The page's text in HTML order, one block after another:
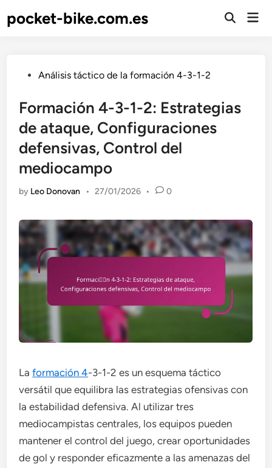
pocket-bike.com.es
Open
PostedAnálisis táctico de la formación 4-3-1-2
Formación 4-3-1-2: Estrategias
de ataque, Configuraciones
defensivas, Control del
mediocampo
by Leo Donovan • 27/01/2026 • 0
Laformación 4-3-1-2 es un esquema táctico
versátil que equilibra las estrategias ofensivas con
la estabilidad defensiva. Al utilizar tres
mediocampistas centrales, los equipos pueden
mantener el control del juego, crear oportunidades
de gol y responder eficazmente a las amenazas del